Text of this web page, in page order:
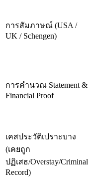
การสัมภาษณ์ (USA /
UK / Schengen)
การคำนวณ Statement &
Financial Proof
เคสประวัติเปราะบาง
(เคยถูก
ปฏิเสธ/Overstay/Criminal
Record)